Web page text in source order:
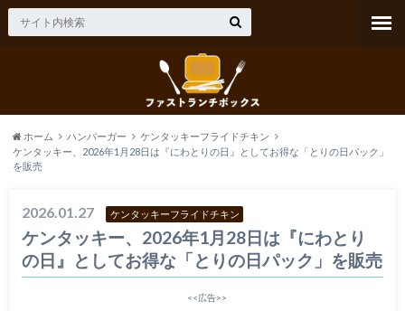
ホーム ハンバーガー
ケンタッキーフライドチキン
ケンタッキー、2026年1月28日は『にわとりの日』としてお得な「とりの日パック」
を販売
2026.01.27 ケンタッキーフライドチキン
ケンタッキー、2026年1月28日は『にわとり
の日』としてお得な「とりの日パック」を販売
<<広告>>